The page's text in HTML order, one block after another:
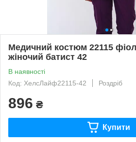
Медичний костюм 22115
жіночий батист 42
В наявності
Код: ХелсЛайф22115-42
Роздріб
896 ₴
Купити